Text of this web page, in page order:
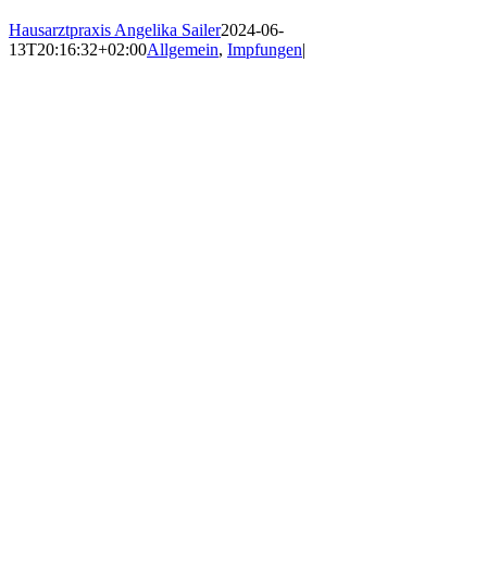
Hausarztpraxis Angelika Sailer2024-06-
13T20:16:32+02:00Allgemein, Impfungen|